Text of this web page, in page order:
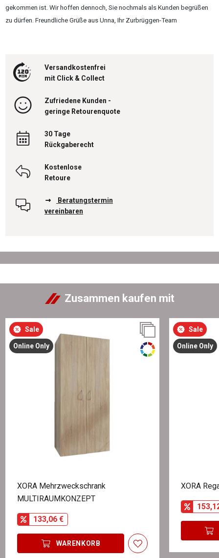
gekommen ist. Wir hoffen dennoch, Sie nochmals als Kunden begrüßen
zu dürfen. Freundliche Grüße aus Unna, Ihr Zurbrüggen-Team
Versandkostenfrei
mit Click & Collect
Zufriedene Kunden -
geringe Retourenquote
30 Tage
Rückgaberecht
Kostenlose
Retoure
Beratungstermin
vereinbaren
Zusammen kaufen mit
Sale
Online Only
XORA Mehrzweckschrank
MULTIRAUMKONZEPT
133,06 €
WARENKORB
Sale
Online Only
XORA